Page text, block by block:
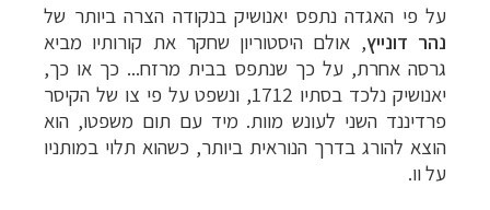
על פי האגדה נתפס יאנושיק בנקודה הצרה ביותר של
נהר דונייץ, אולם היסטוריון שחקר את קורותיו מביא
גרסה אחרת, על כך שנתפס בבית מרזח... כך או כך,
יאנושיק נלכד בסתיו 1712, ונשפט על פי צו של הקיסר
פרדיננד השני לעונש מוות. מיד עם תום משפטו, הוא
הוצא להורג בדרך הנוראית ביותר, כשהוא תלוי במותניו
על וו.